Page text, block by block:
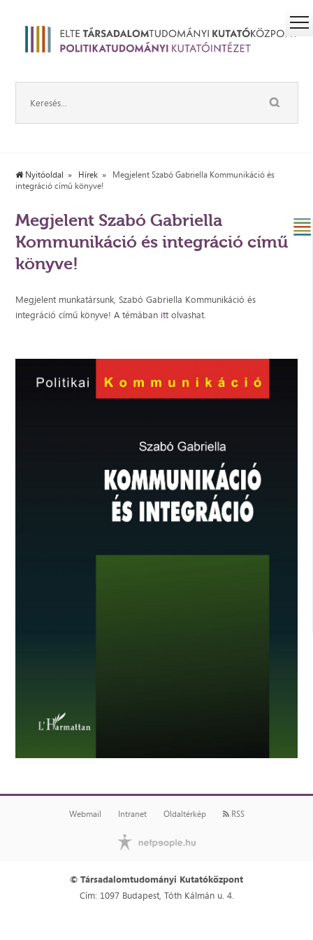
Nyitóoldal Hírek
Megjelent Szabó Gabriella Kommunikáció és
integráció című könyve!
Megjelent Szabó Gabriella
Kommunikáció és integráció című
könyve!
Megjelent munkatársunk, Szabó Gabriella Kommunikáció és
integráció című könyve! A témában ittolvashat.
Webmail Intranet Oldaltérkép RSS
© Társadalomtudományi Kutatóközpont
Cím: 1097 Budapest, Tóth Kálmán u. 4.